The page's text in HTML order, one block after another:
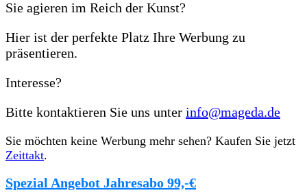
Sie agieren im Reich der Kunst?
Hier ist der perfekte Platz Ihre Werbung zu
präsentieren.
Interesse?
Bitte kontaktieren Sie uns unter info@mageda.de
Sie möchten keine Werbung mehr sehen? Kaufen Sie jetzt
Zeittakt.
Spezial Angebot Jahresabo 99,-€